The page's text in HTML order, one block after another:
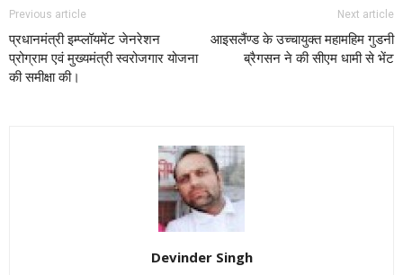
Previous article
प्रधानमंत्री इम्प्लॉयमेंट जेनरेशन
प्रोग्राम एवं मुख्यमंत्री स्वरोजगार योजना
की समीक्षा की।
Next article
आइसलैंण्ड के उच्चायुक्त महामहिम गुडनी
ब्रैगसन ने की सीएम धामी से भेंट
Devinder Singh